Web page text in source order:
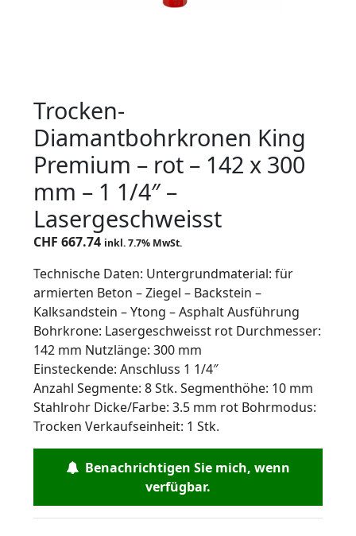
Trocken-
Diamantbohrkronen King
Premium – rot – 142 x 300
mm – 1 1/4″ –
Lasergeschweisst
CHF 667.74 inkl. 7.7% MwSt.
Technische Daten: Untergrundmaterial: für
armierten Beton – Ziegel – Backstein –
Kalksandstein – Ytong – Asphalt Ausführung
Bohrkrone: Lasergeschweisst rot Durchmesser:
142 mm Nutzlänge: 300 mm
Einsteckende: Anschluss 1 1/4″
Anzahl Segmente: 8 Stk. Segmenthöhe: 10 mm
Stahlrohr Dicke/Farbe: 3.5 mm rot Bohrmodus:
Trocken Verkaufseinheit: 1 Stk.
Benachrichtigen Sie mich, wenn
verfügbar.